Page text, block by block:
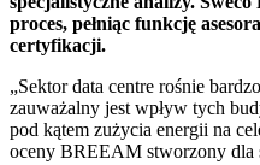
proces, pełniąc funkcję
certyfikacji.
„Sektor data centre rośnie
zauważalny jest wpływ tych
pod kątem zużycia energii na
oceny BREEAM stworzony dla